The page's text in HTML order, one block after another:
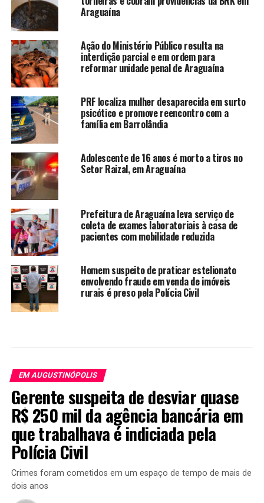
Araguaína
Ação do Ministério Público resulta na
interdição parcial e em ordem para
reformar unidade penal de Araguaína
PRF localiza mulher desaparecida em surto
psicótico e promove reencontro com a
família em Barrolândia
Adolescente de 16 anos é morto a tiros no
Setor Raizal, em Araguaína
Prefeitura de Araguaína leva serviço de
coleta de exames laboratoriais à casa de
pacientes com mobilidade reduzida
Homem suspeito de praticar estelionato
envolvendo fraude em venda de imóveis
rurais é preso pela Polícia Civil
EM AUGUSTINÓPOLIS
Gerente suspeita de desviar quase
R$ 250 mil da agência bancária em
que trabalhava é indiciada pela
Polícia Civil
Crimes foram cometidos em um espaço de tempo de mais de
dois anos